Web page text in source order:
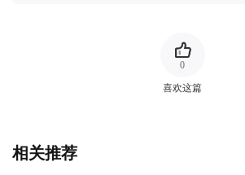
喜欢这篇
0
相关推荐